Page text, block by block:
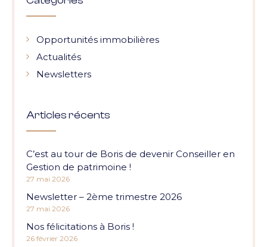
Opportunités immobilières
Actualités
Newsletters
Articles récents
C’est au tour de Boris de devenir Conseiller en
Gestion de patrimoine !
27 mai 2026
Newsletter – 2ème trimestre 2026
27 mai 2026
Nos félicitations à Boris !
26 février 2026